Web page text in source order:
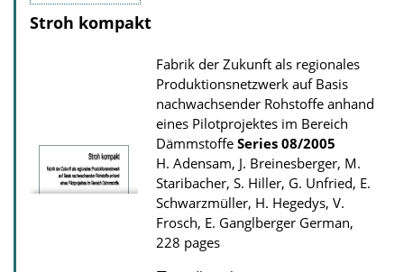
s
a
t
i
o
n
D
o
w
n
Stroh kompakt
Fabrik der Zukunft als regionales
Produktionsnetzwerk auf Basis
nachwachsender Rohstoffe anhand
eines Pilotprojektes im Bereich
Dämmstoffe Series 08/2005
H. Adensam, J. Breinesberger, M.
Staribacher, S. Hiller, G. Unfried, E.
Schwarzmüller, H. Hegedys, V.
Frosch, E. Ganglberger German,
228 pages